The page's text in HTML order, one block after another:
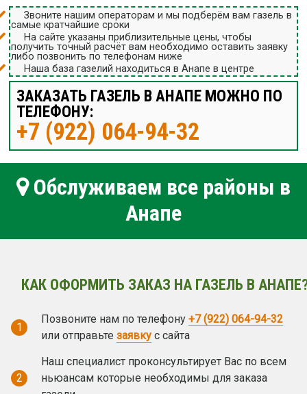
Звоните нашим операторам и мы подберём вам газель в
самые кратчайшие сроки
На сайте указаны приблизительные цены, чтобы
получить точный расчёт вам необходимо оставить заявку
либо позвонить по телефонам ниже
Наша база газелий находиться в Анапе в центре
ЗАКАЗАТЬ ГАЗЕЛЬ В АНАПЕ МОЖНО ПО
ТЕЛЕФОНУ:
+7 (922) 064-94-32
Обслуживаем все районы в
Анапе
КАК ОФОРМИТЬ ЗАКАЗ НА ГАЗЕЛЬ В
1
Позвоните нам по телефону +7 (922) 064-94-32
или отправьте заявку с сайта
2
Наш специалист проконсультирует Вас по всем
ньюансам которые необходимы для заказа